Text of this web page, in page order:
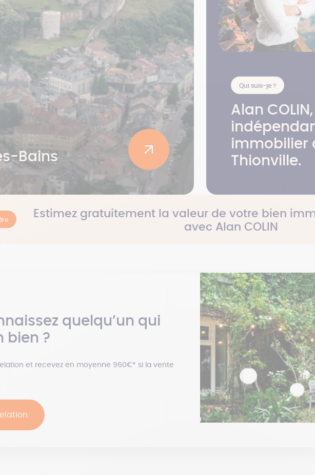
Bains
Qui suis-je ?
Alan
immobilier
Thionville.
Estimez gratuitement la valeur de votre bien
avec Alan COLIN
quelqu’un qui
bien ?
et recevez en moyenne 960€* si la vente